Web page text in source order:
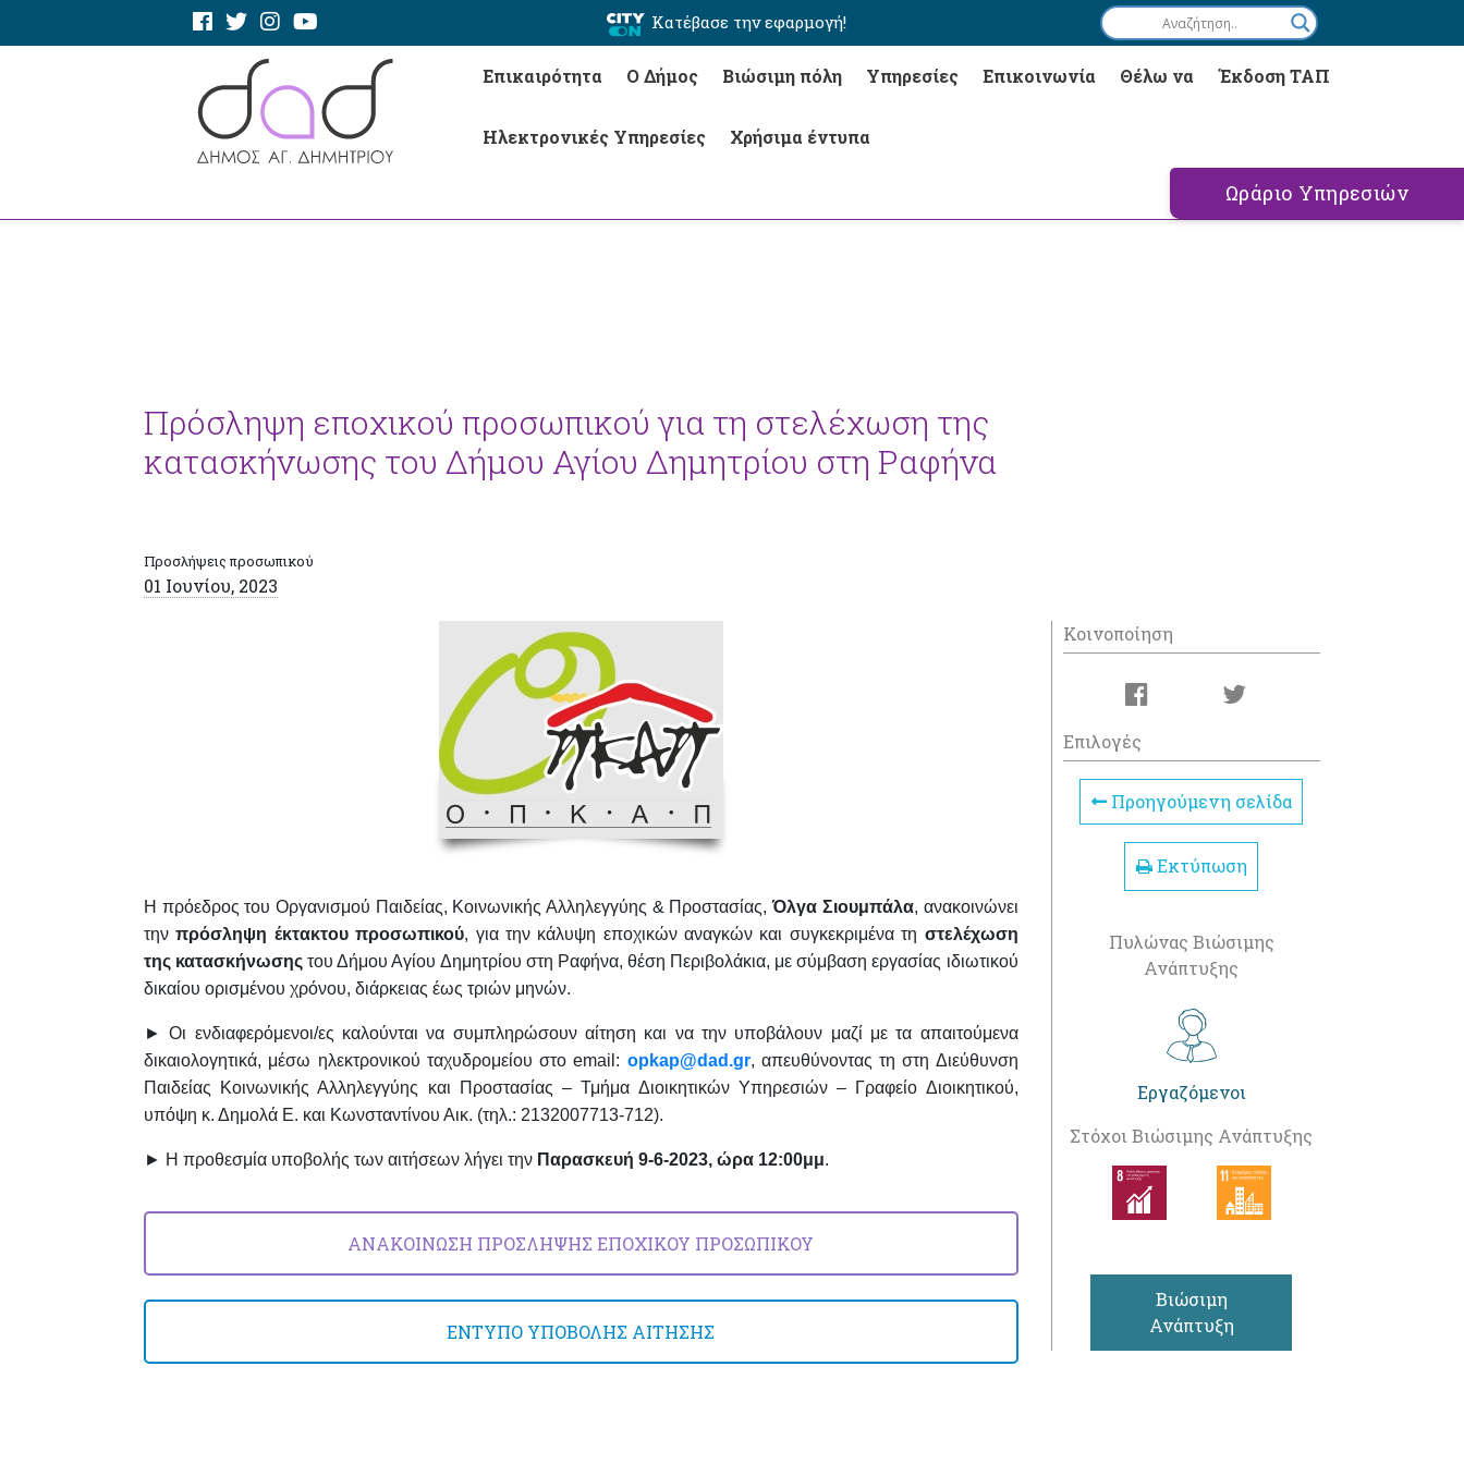
Κατέβασε την εφαρμογή!
Επικαιρότητα Ο Δήμος Βιώσιμη πόλη Υπηρεσίες Επικοινωνία Θέλω να Έκδοση ΤΑΠ
Ηλεκτρονικές Υπηρεσίες Χρήσιμα έντυπα
Ωράριο Υπηρεσιών
Πρόσληψη εποχικού προσωπικού για τη στελέχωση της
κατασκήνωσης του Δήμου Αγίου Δημητρίου στη Ραφήνα
Προσλήψεις προσωπικού
01 Ιουνίου, 2023
Η πρόεδρος του Οργανισμού Παιδείας, Κοινωνικής Αλληλεγγύης & Προστασίας,Όλγα Σιουμπάλα, ανακοινώνει
τηνπρόσληψη έκτακτου προσωπικού, για την κάλυψη εποχικών αναγκών και συγκεκριμένα τη στελέχωση
της κατασκήνωσης του Δήμου Αγίου Δημητρίου στη Ραφήνα, θέση Περιβολάκια, με σύμβαση εργασίας ιδιωτικού
δικαίου ορισμένου χρόνου, διάρκειας έως τριών μηνών.
► Oι ενδιαφερόμενοι/ες καλούνται να συμπληρώσουν αίτηση και να την υποβάλουν μαζί με τα απαιτούμενα
δικαιολογητικά, μέσω ηλεκτρονικού ταχυδρομείου στο email: opkap@dad.gr, απευθύνοντας τη στη Διεύθυνση
Παιδείας Κοινωνικής Αλληλεγγύης και Προστασίας – Τμήμα Διοικητικών Υπηρεσιών – Γραφείο Διοικητικού,
υπόψη κ. Δημολά Ε. και Κωνσταντίνου Αικ. (τηλ.: 2132007713-712).
► Η προθεσμία υποβολής των αιτήσεων λήγει την Παρασκευή 9-6-2023, ώρα 12:00μμ.
ΑΝΑΚΟΙΝΩΣΗ ΠΡΟΣΛΗΨΗΣ ΕΠΟΧΙΚΟΥ ΠΡΟΣΩΠΙΚΟΥ
ΕΝΤΥΠΟ ΥΠΟΒΟΛΗΣ ΑΙΤΗΣΗΣ
Κοινοποίηση
Επιλογές
Προηγούμενη σελίδα
Εκτύπωση
Πυλώνας Βιώσιμης
Ανάπτυξης
Εργαζόμενοι
Στόχοι Βιώσιμης Ανάπτυξης
Βιώσιμη
Ανάπτυξη